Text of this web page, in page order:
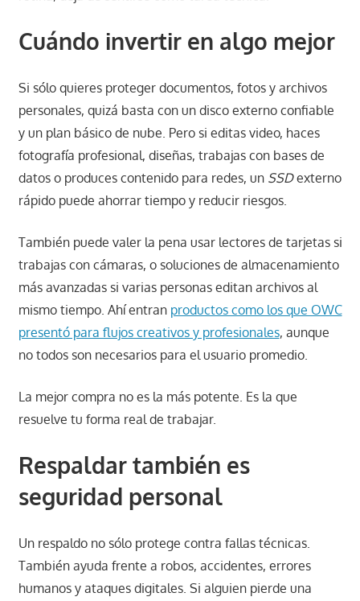
Cuándo invertir en algo mejor
Si sólo quieres proteger documentos, fotos y archivos
personales, quizá basta con un disco externo confiable
y un plan básico de nube. Pero si editas video, haces
fotografía profesional, diseñas, trabajas con bases de
datos o produces contenido para redes, un SSDexterno
rápido puede ahorrar tiempo y reducir riesgos.
También puede valer la pena usar lectores de tarjetas si
trabajas con cámaras, o soluciones de almacenamiento
más avanzadas si varias personas editan archivos al
mismo tiempo. Ahí entran productos como los que OWC
presentó para flujos creativos y profesionales, aunque
no todos son necesarios para el usuario promedio.
La mejor compra no es la más potente. Es la que
resuelve tu forma real de trabajar.
Respaldar también es
seguridad personal
Un respaldo no sólo protege contra fallas técnicas.
También ayuda frente a robos, accidentes, errores
humanos y ataques digitales. Si alguien pierde una